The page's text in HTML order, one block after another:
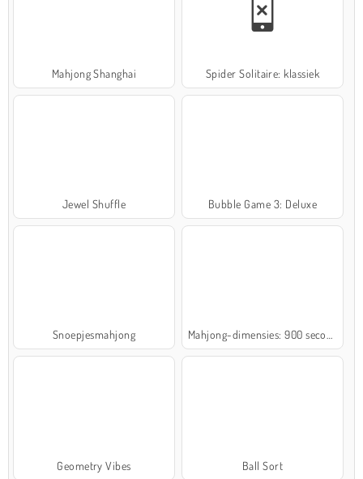
Mahjong Shanghai Spider Solitaire: klassiek
Jewel Shuffle Bubble Game 3: Deluxe
Snoepjesmahjong
Geometry Vibes Ball Sort